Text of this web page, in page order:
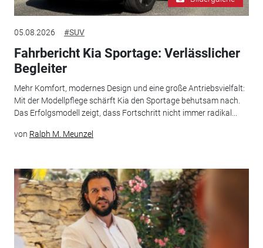
05.08.2026 #SUV
Fahrbericht Kia Sportage: Verlässlicher
Begleiter
Mehr Komfort, modernes Design und eine große Antriebsvielfalt:
Mit der Modellpflege schärft Kia den Sportage behutsam nach.
Das Erfolgsmodell zeigt, dass Fortschritt nicht immer radikal...
von Ralph M. Meunzel